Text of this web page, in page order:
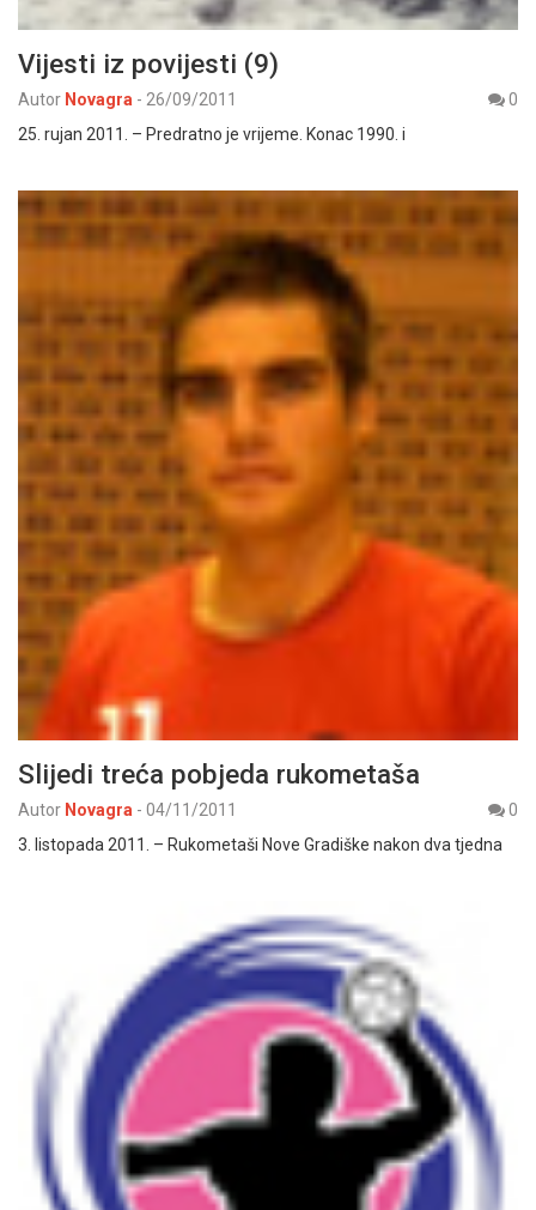
Vijesti iz povijesti (9)
Autor Novagra - 26/09/2011
0
25. rujan 2011. – Predratno je vrijeme. Konac 1990. i
Slijedi treća pobjeda rukometaša
Autor Novagra - 04/11/2011
0
3. listopada 2011. – Rukometaši Nove Gradiške nakon dva tjedna